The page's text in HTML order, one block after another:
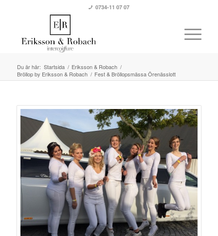
0734-11 07 07
Du är här: Startsida / Eriksson & Robach /
Bröllop by Eriksson & Robach / Fest & Bröllopsmässa Örenässlott